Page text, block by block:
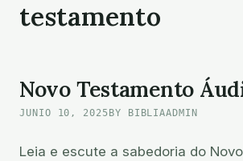
testamento
Novo Testamento
JUNIO 10, 2025 BY BIBLIAADMIN
Leia e escute a sabedoria do